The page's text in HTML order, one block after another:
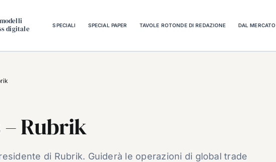
digitale
SPECIALI SPECIAL PAPER TAVOLE ROTONDE DI REDAZIONE DAL MERCATO
– Rubrik
di Rubrik. Guiderà le operazioni di global trade